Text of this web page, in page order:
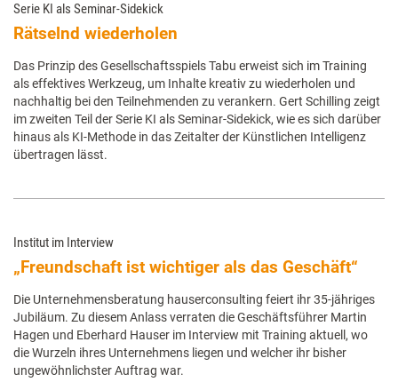
Serie KI als Seminar-Sidekick
Rätselnd wiederholen
Das Prinzip des Gesellschaftsspiels Tabu erweist sich im Training
als effektives Werkzeug, um Inhalte kreativ zu wiederholen und
nachhaltig bei den Teilnehmenden zu verankern. Gert Schilling zeigt
im zweiten Teil der Serie KI als Seminar-Sidekick, wie es sich darüber
hinaus als KI-Methode in das Zeitalter der Künstlichen Intelligenz
übertragen lässt.
Institut im Interview
„Freundschaft ist wichtiger als das Geschäft“
Die Unternehmensberatung hauserconsulting feiert ihr 35-jähriges
Jubiläum. Zu diesem Anlass verraten die Geschäftsführer Martin
Hagen und Eberhard Hauser im Interview mit Training aktuell, wo
die Wurzeln ihres Unternehmens liegen und welcher ihr bisher
ungewöhnlichster Auftrag war.